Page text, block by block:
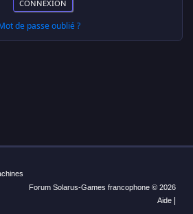
de passe oublié ?
Forum Solarus-Games francophone © 2026
Aide